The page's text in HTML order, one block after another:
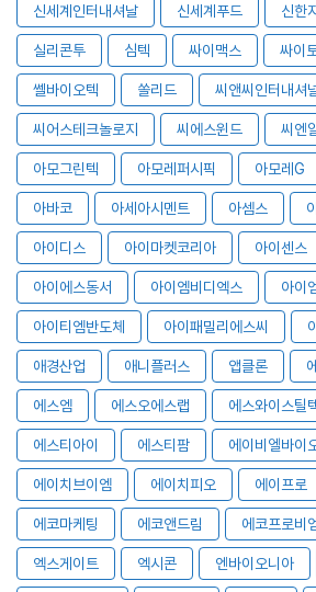
신세계인터내셔날 신세계푸드 신한
실리콘투 심텍 싸이맥스 싸이
쎌바이오텍 쏠리드 씨앤씨인터내셔
씨어스테크놀로지 씨에스윈드 씨엔
아모그린텍 아모레퍼시픽 아모레G
아바코 아세아시멘트 아셈스
아이디스 아이마켓코리아 아이센스
아이에스동서 아이엠비디엑스 아이
아이티엠반도체 아이패밀리에스씨
애경산업 애니플러스 앱클론
에스엠 에스오에스랩 에스와이스틸
에스티아이 에스티팜 에이비엘바이
에이치브이엠 에이치피오 에이프로
에코마케팅 에코앤드림 에코프로비
엑스게이트 엑시콘 엔바이오니아